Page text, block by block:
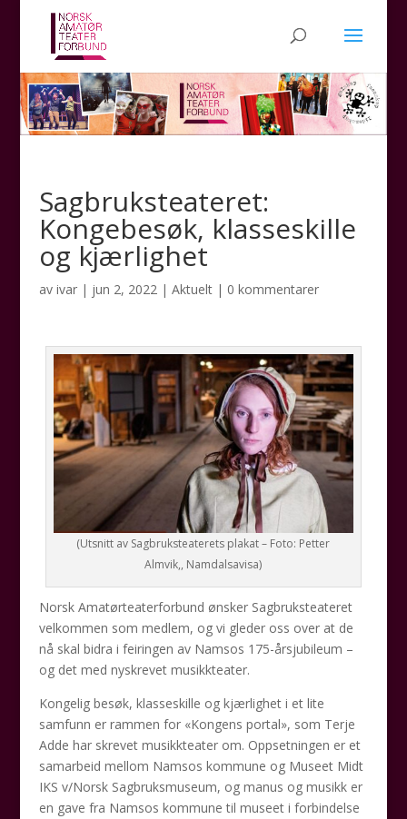
Sagbruksteateret:
Kongebesøk, klasseskille
og kjærlighet
av ivar| jun 2, 2022| Aktuelt| 0 kommentarer
(Utsnitt av Sagbruksteaterets plakat – Foto: Petter
Almvik,, Namdalsavisa)
Norsk Amatørteaterforbund ønsker Sagbruksteateret
velkommen som medlem, og vi gleder oss over at de
nå skal bidra i feiringen av Namsos 175-årsjubileum –
og det med nyskrevet musikkteater.
Kongelig besøk, klasseskille og kjærlighet i et lite
samfunn er rammen for «Kongens portal», som Terje
Adde har skrevet musikkteater om. Oppsetningen er et
samarbeid mellom Namsos kommune og Museet Midt
IKS v/Norsk Sagbruksmuseum, og manus og musikk er
en gave fra Namsos kommune til museet i forbindelse